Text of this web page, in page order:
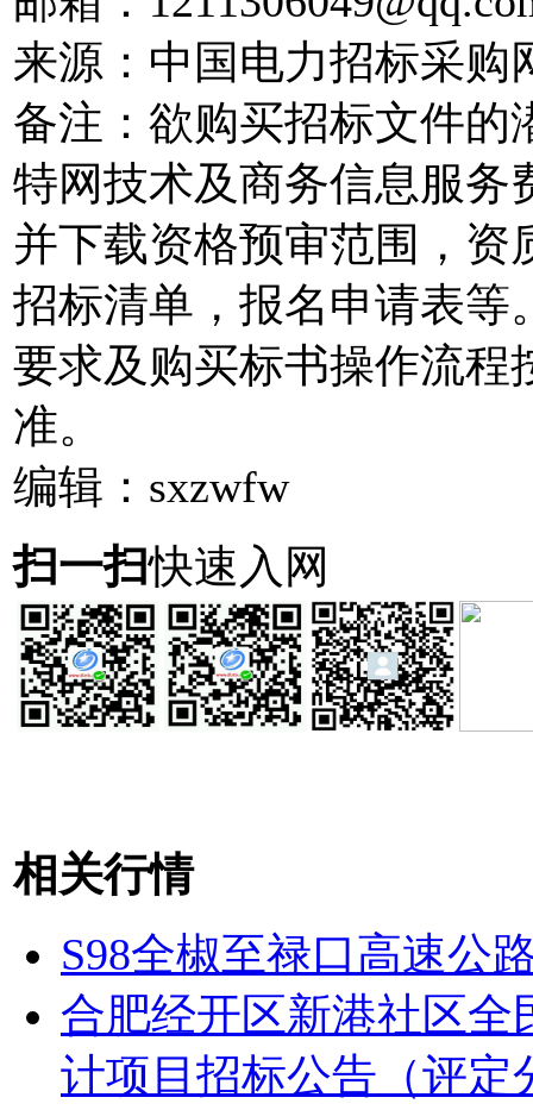
来源：中国电力招标采购
备注：欲购买招标文件的
特网技术及商务信息服务
并下载资格预审范围，资
招标清单，报名申请表等
要求及购买标书操作流程
准。
编辑：sxzwfw
扫一扫快速入网
相关行情
S98全椒至禄口高速公
合肥经开区新港社区全
计项目招标公告（评定